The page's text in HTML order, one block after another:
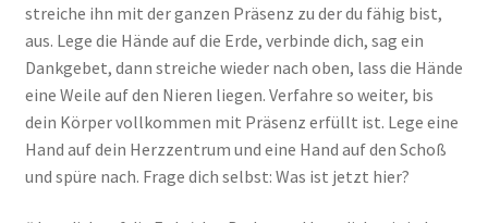
streiche ihn mit der ganzen Präsenz zu der du fähig bist,
aus. Lege die Hände auf die Erde, verbinde dich, sag ein
Dankgebet, dann streiche wieder nach oben, lass die Hände
eine Weile auf den Nieren liegen. Verfahre so weiter, bis
dein Körper vollkommen mit Präsenz erfüllt ist. Lege eine
Hand auf dein Herzzentrum und eine Hand auf den Schoß
und spüre nach. Frage dich selbst: Was ist jetzt hier?